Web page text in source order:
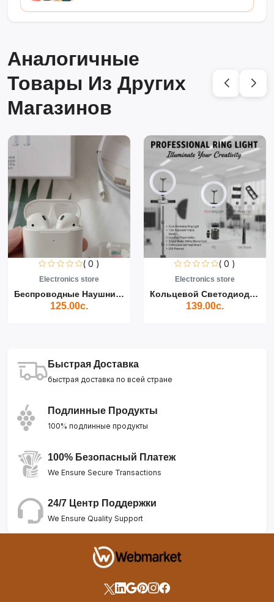
Аналогичные
Товары Из Других
Магазинов
( 0 )
Electronics store
Беспроводные Наушники Air...
125.00с.
( 0 )
Electronics store
Кольцевой Светодиодный Св...
139.00с.
Быстрая Доставка
быстрая доставка по всей стране
Подлинные Продукты
100% подлинные продукты
100% Безопасный Платеж
We Ensure Secure Transactions
24/7 Центр Поддержки
We Ensure Quality Support